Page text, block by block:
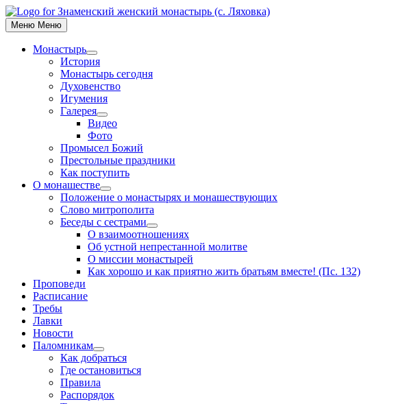
Skip
to
content
Меню Меню
Монастырь
Show
sub
menu
История
Монастырь сегодня
Духовенство
Игумения
Галерея
Show
sub
menu
Видео
Фото
Промысел Божий
Престольные праздники
Как поступить
О монашестве
Show
sub
menu
Положение о монастырях и монашествующих
Слово митрополита
Беседы с сестрами
Show
sub
menu
О взаимоотношениях
Об устной непрестанной молитве
О миссии монастырей
Как хорошо и как приятно жить братьям вместе! (Пс. 132)
Проповеди
Расписание
Требы
Лавки
Новости
Паломникам
Show
sub
menu
Как добраться
Где остановиться
Правила
Распорядок